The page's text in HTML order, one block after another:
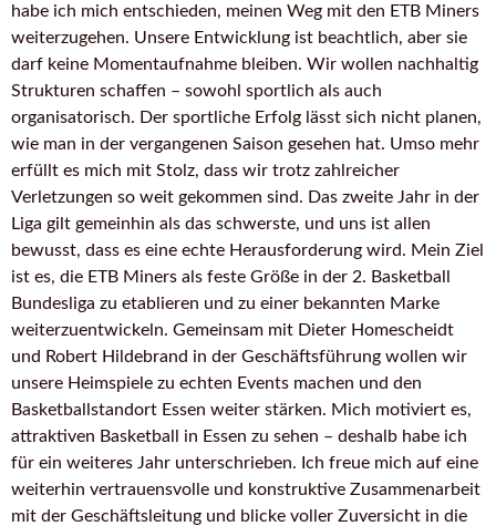
habe ich mich entschieden, meinen Weg mit den ETB Miners
weiterzugehen. Unsere Entwicklung ist beachtlich, aber sie
darf keine Momentaufnahme bleiben. Wir wollen nachhaltig
Strukturen schaffen – sowohl sportlich als auch
organisatorisch. Der sportliche Erfolg lässt sich nicht planen,
wie man in der vergangenen Saison gesehen hat. Umso mehr
erfüllt es mich mit Stolz, dass wir trotz zahlreicher
Verletzungen so weit gekommen sind. Das zweite Jahr in der
Liga gilt gemeinhin als das schwerste, und uns ist allen
bewusst, dass es eine echte Herausforderung wird. Mein Ziel
ist es, die ETB Miners als feste Größe in der 2. Basketball
Bundesliga zu etablieren und zu einer bekannten Marke
weiterzuentwickeln. Gemeinsam mit Dieter Homescheidt
und Robert Hildebrand in der Geschäftsführung wollen wir
unsere Heimspiele zu echten Events machen und den
Basketballstandort Essen weiter stärken. Mich motiviert es,
attraktiven Basketball in Essen zu sehen – deshalb habe ich
für ein weiteres Jahr unterschrieben. Ich freue mich auf eine
weiterhin vertrauensvolle und konstruktive Zusammenarbeit
mit der Geschäftsleitung und blicke voller Zuversicht in die